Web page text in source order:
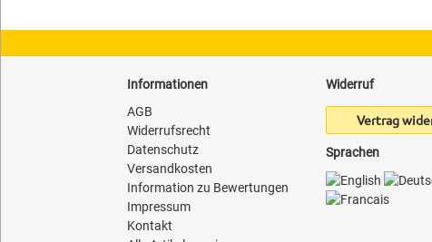
Informationen
AGB
Widerrufsrecht
Datenschutz
Versandkosten
Information zu Bewertungen
Impressum
Kontakt
Widerruf
Vertrag
Sprachen